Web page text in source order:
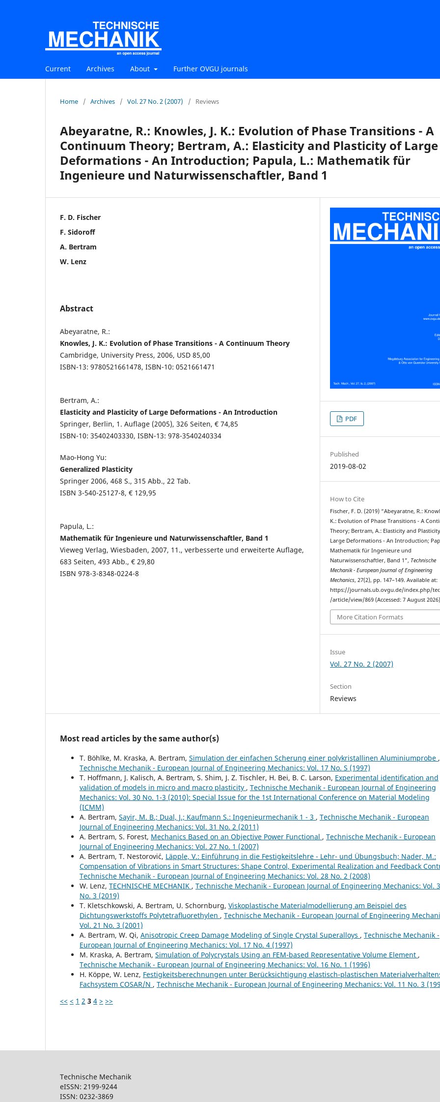
Current Archives About Further OVGU journals
Home / Archives / Vol. 27 No. 2 (2007) / Reviews
Abeyaratne, R.: Knowles, J. K.: Evolution of Phase Transitions - A
Continuum Theory; Bertram, A.: Elasticity and Plasticity of Large
Deformations - An Introduction; Papula, L.: Mathematik für
Ingenieure und Naturwissenschaftler, Band 1
F. D. Fischer
F. Sidoroff
A. Bertram
W. Lenz
Abstract
Abeyaratne, R.:
Knowles, J. K.: Evolution of Phase Transitions - A Continuum Theory
Cambridge, University Press, 2006, USD 85,00
ISBN-13: 9780521661478, ISBN-10: 0521661471
Bertram, A.:
Elasticity and Plasticity of Large Deformations - An Introduction
Springer, Berlin, 1. Auflage (2005), 326 Seiten, € 74,85
ISBN-10: 35402403330, ISBN-13: 978-3540240334
Mao-Hong Yu:
Generalized Plasticity
Springer 2006, 468 S., 315 Abb., 22 Tab.
ISBN 3-540-25127-8, € 129,95
Papula, L.:
Mathematik für Ingenieure und Naturwissenschaftler, Band 1
Vieweg Verlag, Wiesbaden, 2007, 11., verbesserte und erweiterte Auflage,
683 Seiten, 493 Abb., € 29,80
ISBN 978-3-8348-0224-8
PDF
Published
2019-08-02
How to Cite
Fischer, F. D. (2019) “Abeyaratne, R.:
K.: Evolution of Phase Transitions - A
Theory; Bertram, A.: Elasticity and
Large Deformations - An Introduction;
Mathematik für Ingenieure und
Naturwissenschaftler, Band 1”, Technische
Mechanik - European Journal of Engineering
Mechanics, 27(2), pp. 147–149. Available at:
https://journals.ub.ovgu.de/index.php/
/article/view/869 (Accessed: 7 August
More Citation Formats
Issue
Vol. 27 No. 2 (2007)
Section
Reviews
Most read articles by the same author(s)
T. Böhlke, M. Kraska, A. Bertram, Simulation der einfachen Scherung einer polykristallinen Aluminiumprobe ,
Technische Mechanik - European Journal of Engineering Mechanics: Vol. 17 No. S (1997)
T. Hoffmann, J. Kalisch, A. Bertram, S. Shim, J. Z. Tischler, H. Bei, B. C. Larson, Experimental identiﬁcation and
validation of models in micro and macro plasticity , Technische Mechanik - European Journal of Engineering
Mechanics: Vol. 30 No. 1-3 (2010): Special Issue for the 1st International Conference on Material Modeling
(ICMM)
A. Bertram, Sayir, M. B.; Dual, J.; Kaufmann S.: Ingenieurmechanik 1 - 3 , Technische Mechanik - European
Journal of Engineering Mechanics: Vol. 31 No. 2 (2011)
A. Bertram, S. Forest, Mechanics Based on an Objective Power Functional , Technische Mechanik - European
Journal of Engineering Mechanics: Vol. 27 No. 1 (2007)
A. Bertram, T. Nestorovi´c, Läpple, V.: Einführung in die Festigkeitslehre - Lehr- und Übungsbuch; Nader, M.:
Compensation of Vibrations in Smart Structures: Shape Control, Experimental Realization and Feedback
Technische Mechanik - European Journal of Engineering Mechanics: Vol. 28 No. 2 (2008)
W. Lenz, TECHNISCHE MECHANIK , Technische Mechanik - European Journal of Engineering Mechanics: Vol.
No. 3 (2019)
T. Kletschkowski, A. Bertram, U. Schornburg, Viskoplastische Materialmodellierung am Beispiel des
Dichtungswerkstoffs Polytetraﬂuorethylen , Technische Mechanik - European Journal of Engineering
Vol. 21 No. 3 (2001)
A. Bertram, W. Qi, Anisotropic Creep Damage Modeling of Single Crystal Superalloys , Technische Mechanik -
European Journal of Engineering Mechanics: Vol. 17 No. 4 (1997)
M. Kraska, A. Bertram, Simulation of Polycrystals Using an FEM-based Representative Volume Element ,
Technische Mechanik - European Journal of Engineering Mechanics: Vol. 16 No. 1 (1996)
H. Köppe, W. Lenz, Festigkeitsberechnungen unter Berücksichtigung elastisch-plastischen
Fachsystem COSAR/N , Technische Mechanik - European Journal of Engineering Mechanics: Vol. 11 No. 3
<< < 1 2 3 4 > >>
Technische Mechanik
eISSN: 2199-9244
ISSN: 0232-3869